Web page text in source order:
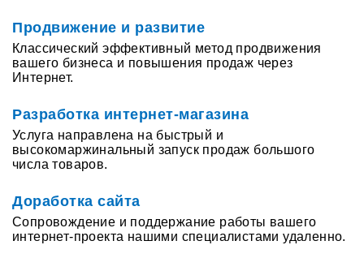
Продвижение и развитие
Классический эффективный метод продвижения
вашего бизнеса и повышения продаж через
Интернет.
Разработка интернет-магазина
Услуга направлена на быстрый и
высокомаржинальный запуск продаж большого
числа товаров.
Доработка сайта
Сопровождение и поддержание работы вашего
интернет-проекта нашими специалистами удаленно.